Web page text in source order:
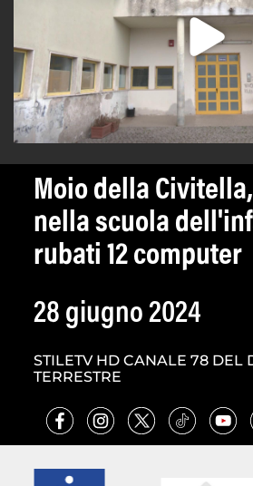
Moio della
nella scuola
rubati 12 computer
28 giugno 2024
STILETV HD CANALE 78 DEL
TERRESTRE